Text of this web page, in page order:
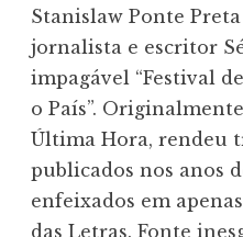
Stanislaw Ponte
jornalista e escritor
impagável “Festival
o País”.
Última Hora, rendeu
publicados nos anos
enfeixados em
das Letras. Fonte